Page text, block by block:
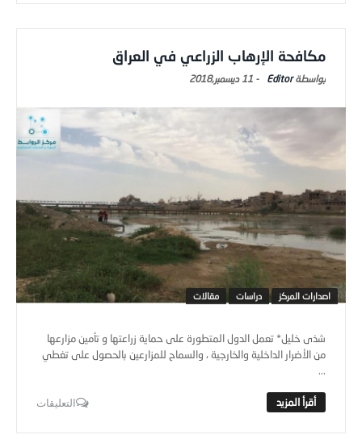
مكافحة الإرهاب الزراعي في العراق
Editor
- 11 ديسمبر,2018
اصدارات المركز دراسات مقالات
شذى خليل* تعمل الدول المتطورة على حماية زراعتها و تأمين مزارعها
من الأضرار الداخلية والخارجية ، والسماح للمزارعين بالحصول على تغطي
...
التعليقات